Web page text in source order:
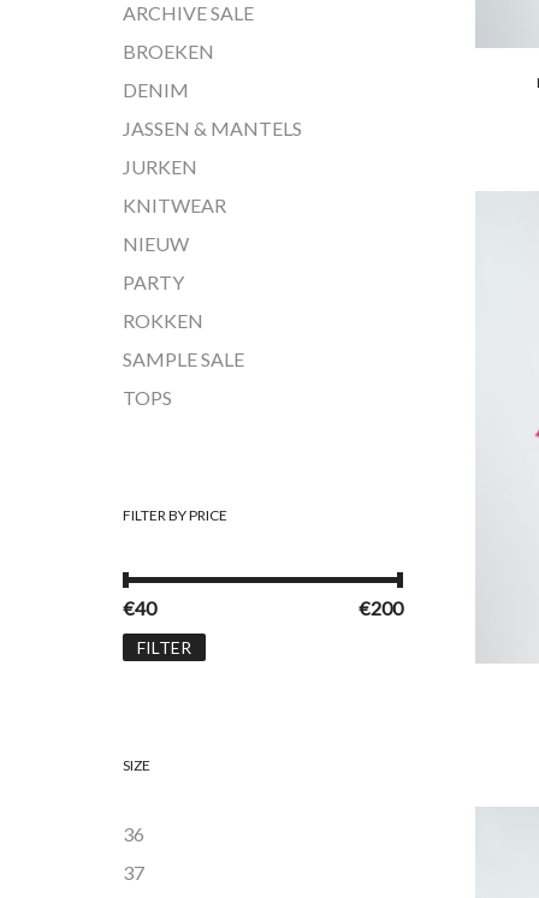
ARCHIVE SALE
BROEKEN
DENIM
JASSEN & MANTELS
JURKEN
KNITWEAR
NIEUW
PARTY
ROKKEN
SAMPLE SALE
TOPS
FILTER BY PRICE
Min. prijs
Max. prijs
FILTER
Prijs:
€40 €200
SIZE
36
37